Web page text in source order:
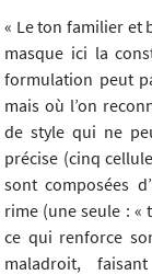
« Le ton familier et
masque ici la
formulation peut
mais où l’on
de style qui ne
précise (cinq
sont composées
rime (une seule : «
ce qui renforce
maladroit,